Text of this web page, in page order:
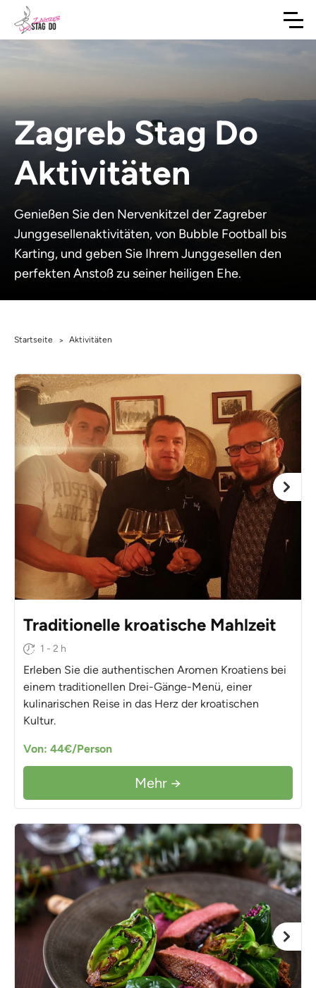
Zagreb Stag Do
Aktivitäten
Genießen Sie den Nervenkitzel der Zagreber
Junggesellenaktivitäten, von Bubble Football bis
Karting, und geben Sie Ihrem Junggesellen den
perfekten Anstoß zu seiner heiligen Ehe.
Startseite > Aktivitäten
Traditionelle kroatische Mahlzeit
1 - 2 h
Erleben Sie die authentischen Aromen Kroatiens bei
einem traditionellen Drei-Gänge-Menü, einer
kulinarischen Reise in das Herz der kroatischen
Kultur.
Von: 44€/Person
Mehr →